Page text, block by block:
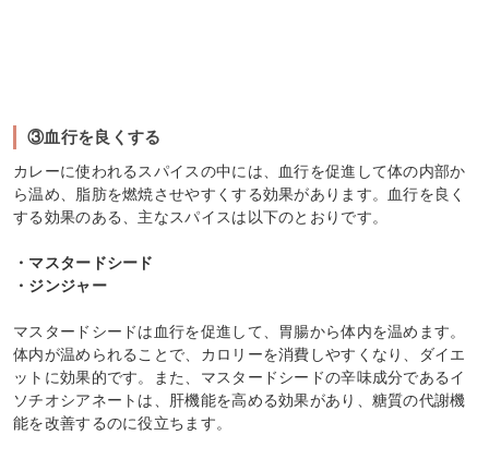
③血行を良くする
カレーに使われるスパイスの中には、血行を促進して体の内部か
ら温め、脂肪を燃焼させやすくする効果があります。血行を良く
する効果のある、主なスパイスは以下のとおりです。
・マスタードシード
・ジンジャー
マスタードシードは血行を促進して、胃腸から体内を温めます。
体内が温められることで、カロリーを消費しやすくなり、ダイエ
ットに効果的です。また、マスタードシードの辛味成分であるイ
ソチオシアネートは、肝機能を高める効果があり、糖質の代謝機
能を改善するのに役立ちます。